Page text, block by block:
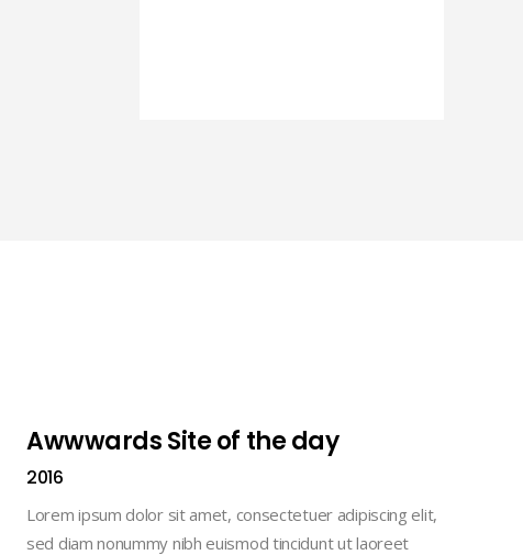
Awwwards Site of the day
2016
Lorem ipsum dolor sit amet, consectetuer adipiscing elit,
sed diam nonummy nibh euismod tincidunt ut laoreet